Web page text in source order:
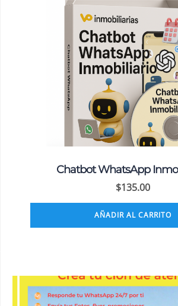
Chatbot WhatsApp
$135.00
AÑADIR AL CARRITO